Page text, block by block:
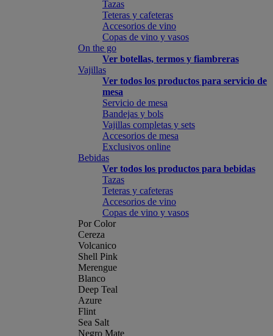
Tazas
Teteras y cafeteras
Accesorios de vino
Copas de vino y vasos
On the go
Ver botellas, termos y fiambreras
Vajillas
Ver todos los productos para servicio de
mesa
Servicio de mesa
Bandejas y bols
Vajillas completas y sets
Accesorios de mesa
Exclusivos online
Bebidas
Ver todos los productos para bebidas
Tazas
Teteras y cafeteras
Accesorios de vino
Copas de vino y vasos
Por Color
Cereza
Volcanico
Shell Pink
Merengue
Blanco
Deep Teal
Azure
Flint
Sea Salt
Negro Mate